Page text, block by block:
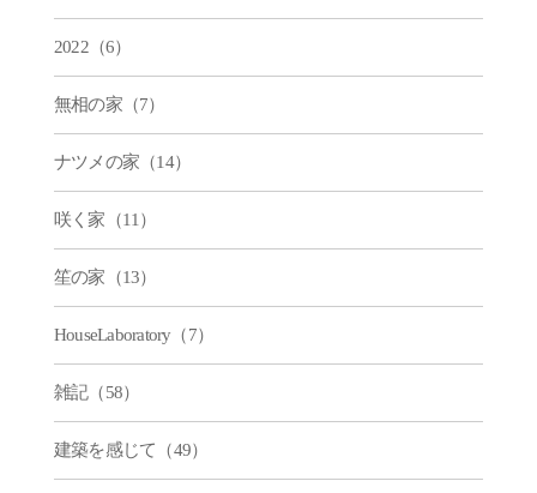
2022（6）
無相の家（7）
ナツメの家（14）
咲く家（11）
笙の家（13）
HouseLaboratory（7）
雑記（58）
建築を感じて（49）